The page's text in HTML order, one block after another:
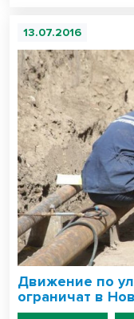
13.07.2016
Движение по
ограничат в